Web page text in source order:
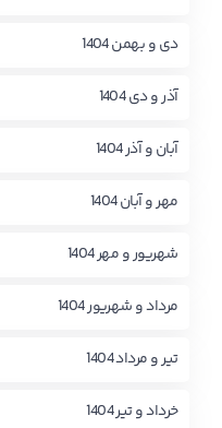
دی و بهمن 1404
آذر و دی 1404
آبان و آذر 1404
مهر و آبان 1404
شهریور و مهر 1404
مرداد و شهریور 1404
تیر و مرداد 1404
خرداد و تیر 1404